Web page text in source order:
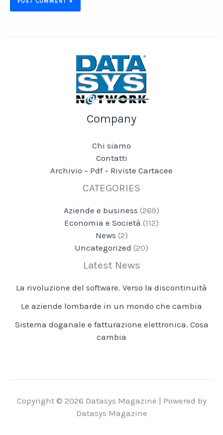
Company
Chi siamo
Contatti
Archivio – Pdf – Riviste Cartacee
CATEGORIES
Aziende e business (269)
Economia e Società (112)
News (2)
Uncategorized (20)
Latest News
La rivoluzione del software. Verso la discontinuità
Le aziende lombarde in un mondo che cambia
Sistema doganale e fatturazione elettronica. Cosa
cambia
Copyright © 2026 Datasys Magazine | Powered by
Datasys Magazine